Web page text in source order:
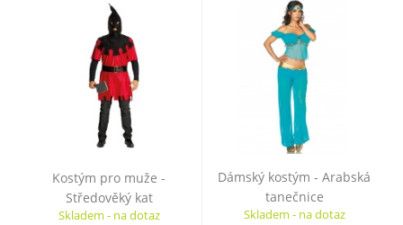
Kostým pro muže -
Středověký kat
Skladem - na dotaz
Dámský kostým - Arabská
tanečnice
Skladem - na dotaz